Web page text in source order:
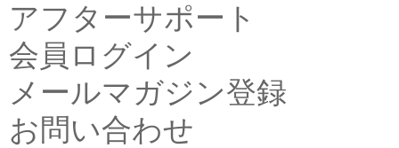
アフターサポート
会員ログイン
メールマガジン登録
お問い合わせ